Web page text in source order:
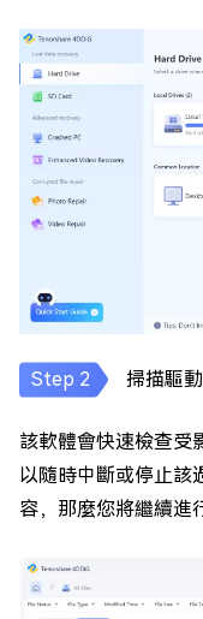
掃描驅
該軟體會快速檢查受
以隨時中斷或停止該
容，那麼您將繼續進